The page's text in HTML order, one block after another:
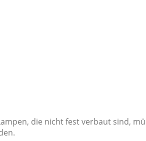
die nicht fest verbaut sind,